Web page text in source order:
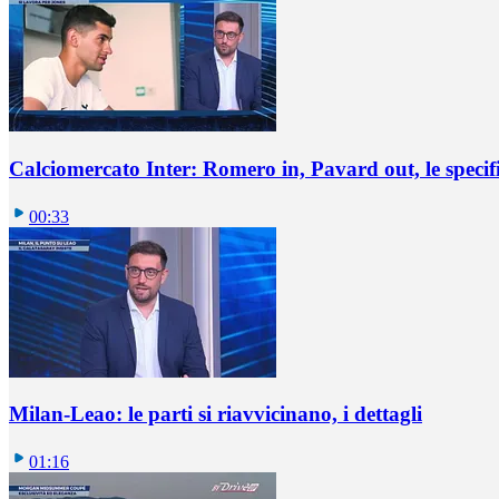
Calciomercato Inter: Romero in, Pavard out, le
00:33
Milan-Leao: le parti si riavvicinano, i dettagli
01:16